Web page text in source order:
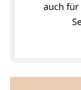
auch für